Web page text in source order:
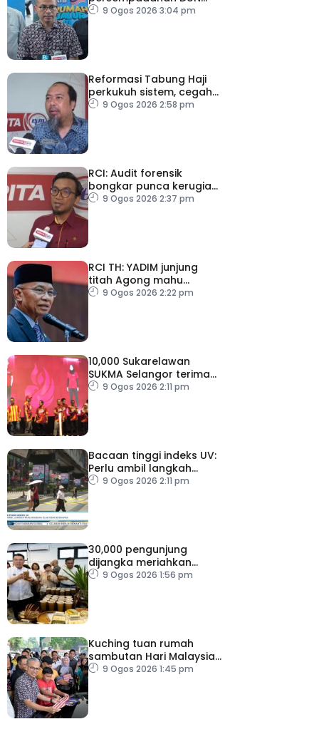
Sarawak, minta laporan
9 Ogos 2026 3:04 pm
Reformasi Tabung Haji
perkukuh sistem, cegah
kesilapan berulang
9 Ogos 2026 2:58 pm
RCI: Audit forensik
bongkar punca kerugian,
kelemahan tadbir urus TH
9 Ogos 2026 2:37 pm
RCI TH: YADIM junjung
titah Agong mahu
siasatan tanpa
9 Ogos 2026 2:22 pm
10,000 Sukarelawan
SUKMA Selangor terima
elaun RM100 sehari
9 Ogos 2026 2:11 pm
Bacaan tinggi indeks UV:
Perlu ambil langkah
perlindungan, elak risiko
9 Ogos 2026 2:11 pm
30,000 pengunjung
dijangka meriahkan
Karnival Jom Makan Ipoh
9 Ogos 2026 1:56 pm
Kuching tuan rumah
sambutan Hari Malaysia
20269 Ogos 2026 1:45 pm